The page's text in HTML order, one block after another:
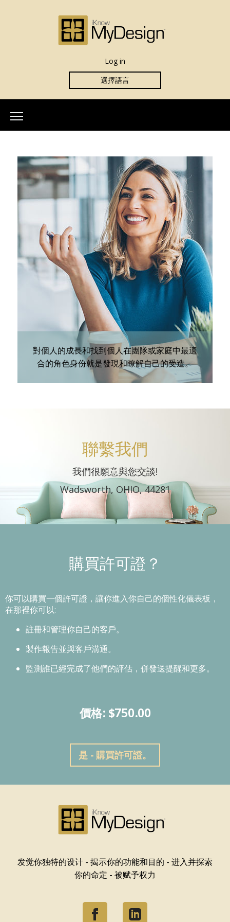
Log in
選擇語言
關於我們
我们的團隊
更多信息
什麼是iKnowMyDesign？
評估
iKnowMyDesign DISC
培訓活動
對個人的成長和找到個人在團隊或家庭中最適
合的角色身份就是發現和瞭解自己的受造。
聯繫我們
我們很願意與您交談!
Wadsworth, OHIO, 44281
購買許可證？
你可以購買一個許可證，讓你進入你自己的個性化儀表板，
在那裡你可以:
註冊和管理你自己的客戶。
製作報告並與客戶溝通。
監測誰已經完成了他們的評估，併發送提醒和更多。
價格: $750.00
是 - 購買許可證。
发觉你独特的设计 - 揭示你的功能和目的 - 进入并探索
你的命定 - 被赋予权力